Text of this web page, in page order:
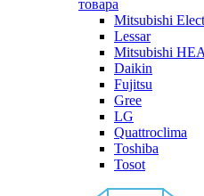
товара
Mitsubishi
Lessar
Mitsubishi
Daikin
Fujitsu
Gree
LG
Quattroclima
Toshiba
Tosot